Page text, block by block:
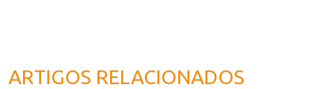
ARTIGOS RELACIONADOS